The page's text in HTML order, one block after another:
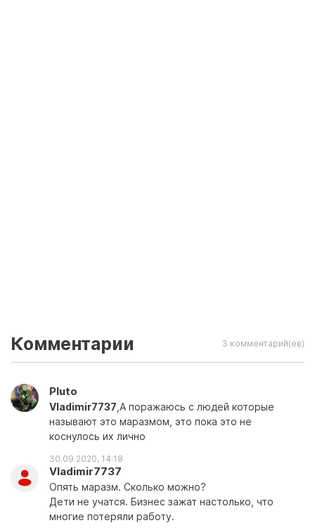
Комментарии 3 комментарий(ев)
Pluto
Vladimir7737 ,А поражаюсь с людей которые
называют это маразмом, это пока это не
коснулось их лично
30.09.2020, 14:18
Vladimir7737
Опять маразм. Сколько можно?
Дети не учатся. Бизнес зажат настолько, что
многие потеряли работу.